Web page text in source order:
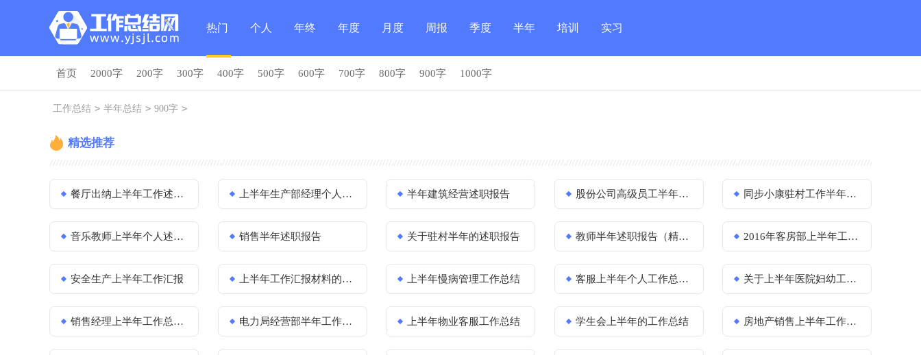
热门 个人 年终 年度 月度 周报 季度 半年 培训 实习
首页 2000字 200字 300字 400字 500字 600字 700字 800字 900字 1000字
工作总结 > 半年总结 > 900字 >
精选推荐
餐厅出纳上半年工作述职报告 上半年生产部经理个人述职报告范文 半年建筑经营述职报告 股份公司高级员工半年述职报告 同步小康驻村工作半年述职报告
音乐教师上半年个人述职报告 销售半年述职报告 关于驻村半年的述职报告 教师半年述职报告（精选11篇） 2016年客房部上半年工作汇报
安全生产上半年工作汇报 上半年工作汇报材料的范文 上半年慢病管理工作总结 客服上半年个人工作总结（通用5篇） 关于上半年医院妇幼工作总结范文
销售经理上半年工作总结集锦15篇 电力局经营部半年工作总结 上半年物业客服工作总结 学生会上半年的工作总结 房地产销售上半年工作总结范文